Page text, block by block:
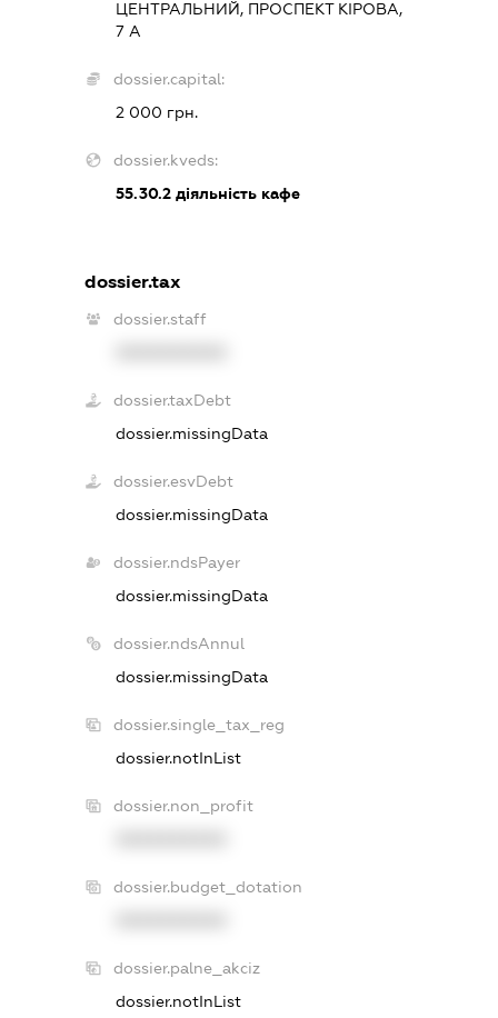
ЦЕНТРАЛЬНИЙ, ПРОСПЕКТ КІРОВА,
7 А
dossier.capital:
2 000 грн.
dossier.kveds:
55.30.2 діяльність кафе
dossier.tax
dossier.staff
dossier.taxDebt
dossier.missingData
dossier.esvDebt
dossier.missingData
dossier.ndsPayer
dossier.missingData
dossier.ndsAnnul
dossier.missingData
dossier.single_tax_reg
dossier.notInList
dossier.non_profit
dossier.budget_dotation
dossier.palne_akciz
dossier.notInList